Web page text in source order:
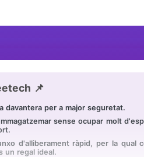
📌
davantera per a major seguretat.
sense ocupar molt
d'alliberament ràpid, per la qual
un regal ideal.